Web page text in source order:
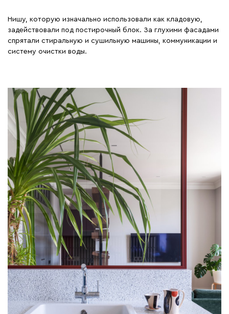
Нишу, которую изначально использовали как кладовую,
задействовали под постирочный блок. За глухими фасадами
спрятали стиральную и сушильную машины, коммуникации и
систему очистки воды.